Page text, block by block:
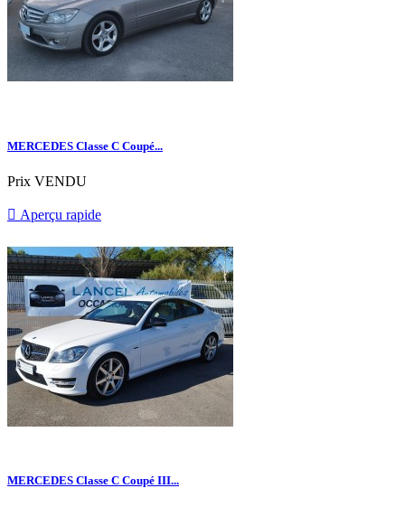
MERCEDES Classe C Coupé...
Prix VENDU
 Aperçu rapide
MERCEDES Classe C Coupé III...